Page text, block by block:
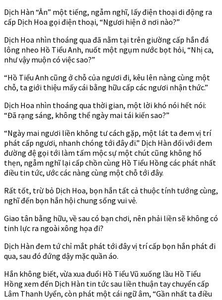
Dịch Hàn “Ân” một tiếng, ngẫm nghĩ, lấy điện thoại di động ra
cấp Dịch Hoa gọi điện thoại, “Ngươi hiện ở nơi nào?”
Dịch Hoa nhìn thoáng qua đã nằm tại trên giường cấp hắn đá
lông nheo Hồ Tiểu Anh, nuốt một ngụm nước bọt hỏi, “Nhị ca,
như vậy muộn có việc sao?”
“Hồ Tiểu Anh cũng ở chỗ của ngươi đi, kêu lên nàng cùng một
chỗ, ta giới thiệu mấy cái bằng hữu cấp các ngươi nhận thức.”
Dịch Hoa nhìn thoáng qua thời gian, một lời khó nói hết nói:
“Đã rạng sáng, không thể ngày mai tái kiến sao?”
“Ngày mai ngươi liền không tư cách gặp, một lát ta đem vị trí
phát cấp ngươi, nhanh chóng tới đây đi.” Dịch Hàn đối với đem
đường đệ gọi tới làm tấm mộc sự một chút cũng không hổ
thẹn, ngẫm nghĩ lại cấp chồn cùng Hồ Tiểu Hồng các phát nhất
điều tin tức, ước các nàng cùng một chỗ tới đây.
Rất tốt, trừ bỏ Dịch Hoa, bọn hắn tất cả thuộc tính tướng cùng,
nghĩ đến bọn hắn hội chung sống vui vẻ.
Giao tân bằng hữu, về sau có bạn chơi, nên phải liền sẽ không có
tinh lực ra ngoài xông họa đi?
Dịch Hàn đem tứ chỉ mắt phát tới đây vị trí cấp bọn hắn phát đi
qua, sau đó đứng dậy mặc quần áo.
Hắn không biết, vừa xua đuổi Hồ Tiểu Vũ xuống lầu Hồ Tiểu
Hồng xem đến Dịch Hàn tin tức sau liền thuận tay chuyển cấp
Lâm Thanh Uyển, còn phát một cái ngữ âm, “Gần nhất ta điều